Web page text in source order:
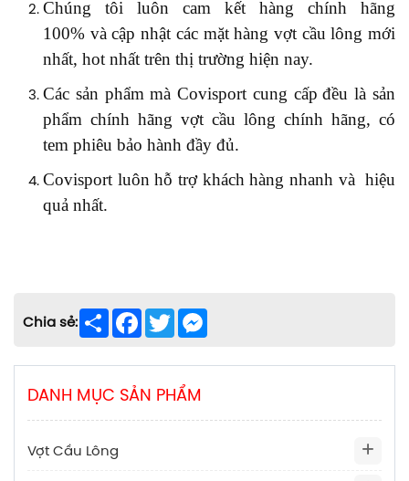
Chúng tôi luôn cam kết hàng chính hãng
100% vàcập nhật các mặt hàng vợt cầu lông mới
nhất, hot nhất trên thị trường hiện nay.
Các sản phẩmmà Covisport cung cấp đều là sản
phẩm chính hãng vợt cầu lông chính hãng, có
tem phiêu bảo hành đầy đủ.
Covisport luôn hỗ trợ khách hàng nhanh và hiệu
quả nhất.
Chia sẻ: ShareFacebook
Twitter
DANH MỤC SẢN PHẨM
Vợt Cầu Lông